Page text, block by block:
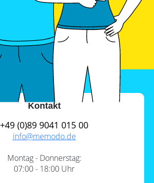
Kontakt
+49 (0)89 9041 015 00
info@memodo.de
Montag - Donnerstag:
07:00 - 18:00 Uhr